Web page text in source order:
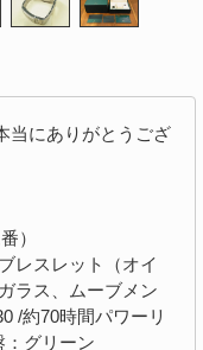
当にありがとうござ
）
レスレット（オイ
ラス、ムーブメン
/約70時間パワーリ
：グリーン